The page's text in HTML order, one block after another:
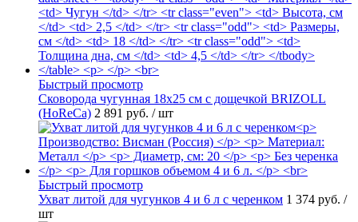
Быстрый просмотр
Сковорода чугунная 18х25 см с дощечкой BRIZOLL
(HoReCa) 2 891 руб. / шт
Быстрый просмотр
Ухват литой для чугунков 4 и 6 л с черенком 1 374 руб. /
шт